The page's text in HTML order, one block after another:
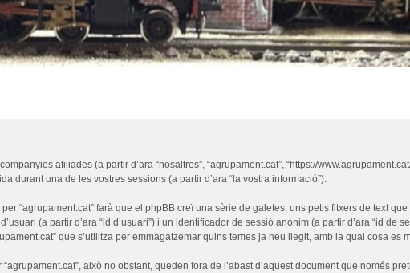
afiliades (a partir d’ara “nosaltres”, “agrupament.cat”, “https://
durant una de les vostres sessions (a partir d’ara “la vostra informació”).
“agrupament.cat” farà que el phpBB creï una sèrie de galetes, uns petis fitxers de text
(a partir d’ara “id d’usuari”) i un identificador de sessió anònim (a partir d’ara “id de
que s’utilitza per emmagatzemar quins temes ja heu llegit, amb la qual cosa es
això no obstant, queden fora de l’abast d’aquest document que només